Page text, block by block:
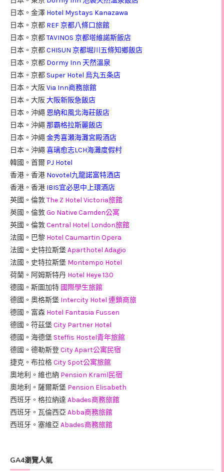
日本。金澤 Hotel Mystays Kanazawa
日本。京都 REF 京都八條口旅館
日本。京都TAVINOS 京都塔維諾斯飯店
日本。京都CHISUN 京都堀川五條知鄉飯店
日本。京都 Dormy Inn 天然溫泉
日本。京都 Super Hotel 烏丸五条店
日本。大阪Via Inn商務旅館
日本。大阪大阪新阪急飯店
日本。沖繩 恩納和風北海莊飯店
日本。沖繩那霸格拉斯麗飯店
日本。沖繩金秀喜瀬海灘宮殿酒店
日本。沖繩喜璃愈志LCH海灘度假村
韓國。首爾 PJ Hotel
香港。香港 Novotel九龍諾富特酒店
香港。香港 IBIS宜必思中上環酒店
英國。倫敦The Z Hotel Victoria旅館
英國。倫敦Go Native Camden公寓
英國。倫敦Central Hotel London旅館
法國。巴黎 Hotel Caumartin Opera
法國。史特拉斯堡 Aparthotel Adagio
法國。史特拉斯堡 Montempo Hotel
荷蘭。阿姆斯特丹 Hotel Heye 130
德國。斯圖加特 國際學生旅館
德國。奧格斯堡 Intercity Hotel 連鎖商旅
德國。富森 Hotel Fantasia Fussen
德國。符茲堡 City Partner Hotel
德國。海德堡 Steffis Hostel青年旅館
德國。德勒斯登City Apart公寓民宿
捷克。布拉格City Spot公寓旅館
奧地利。維也納 Pension Kraml民宿
奧地利。薩爾斯堡 Pension Elisabeth
西班牙。格拉納達 Abades商務旅館
西班牙。瓦倫西亞 Abba商務旅館
西班牙。塞維亞 Abades商務旅館
GA4瀏覽人氣